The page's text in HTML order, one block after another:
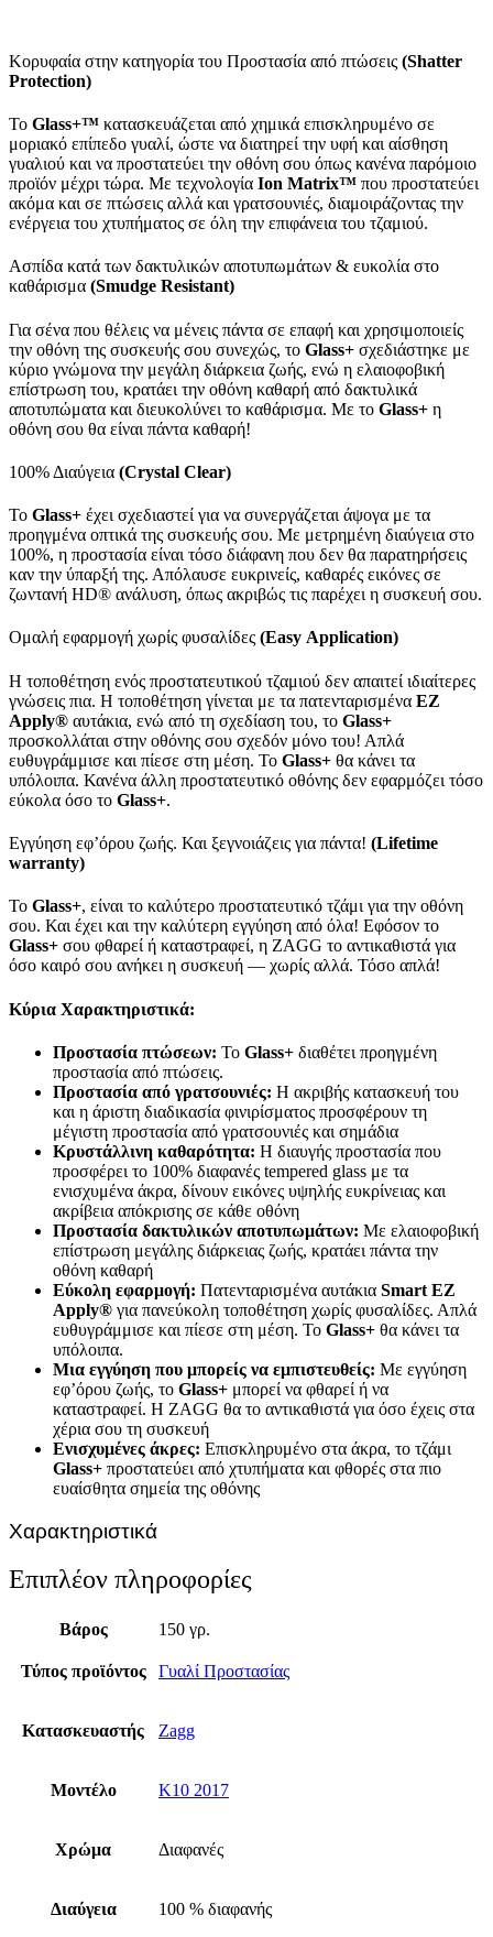
Κορυφαία στην κατηγορία του Προστασία από πτώσεις (Shatter
Protection)
Το Glass+™ κατασκευάζεται από χημικά επισκληρυμένο σε
μοριακό επίπεδο γυαλί, ώστε να διατηρεί την υφή και αίσθηση
γυαλιού και να προστατεύει την οθόνη σου όπως κανένα παρόμοιο
προϊόν μέχρι τώρα. Με τεχνολογία Ion Matrix™ που προστατεύει
ακόμα και σε πτώσεις αλλά και γρατσουνιές, διαμοιράζοντας την
ενέργεια του χτυπήματος σε όλη την επιφάνεια του τζαμιού.
Ασπίδα κατά των δακτυλικών αποτυπωμάτων & ευκολία στο
καθάρισμα (Smudge Resistant)
Για σένα που θέλεις να μένεις πάντα σε επαφή και χρησιμοποιείς
την οθόνη της συσκευής σου συνεχώς, το Glass+ σχεδιάστηκε με
κύριο γνώμονα την μεγάλη διάρκεια ζωής, ενώ η ελαιοφοβική
επίστρωση του, κρατάει την οθόνη καθαρή από δακτυλικά
αποτυπώματα και διευκολύνει το καθάρισμα. Με το Glass+ η
οθόνη σου θα είναι πάντα καθαρή!
100% Διαύγεια (Crystal Clear)
Το Glass+ έχει σχεδιαστεί για να συνεργάζεται άψογα με τα
προηγμένα οπτικά της συσκευής σου. Με μετρημένη διαύγεια στο
100%, η προστασία είναι τόσο διάφανη που δεν θα παρατηρήσεις
καν την ύπαρξή της. Απόλαυσε ευκρινείς, καθαρές εικόνες σε
ζωντανή HD® ανάλυση, όπως ακριβώς τις παρέχει η συσκευή σου.
Ομαλή εφαρμογή χωρίς φυσαλίδες (Easy Application)
Η τοποθέτηση ενός προστατευτικού τζαμιού δεν απαιτεί ιδιαίτερες
γνώσεις πια. Η τοποθέτηση γίνεται με τα πατενταρισμένα EZ
Apply® αυτάκια, ενώ από τη σχεδίαση του, το Glass+
προσκολλάται στην οθόνης σου σχεδόν μόνο του! Απλά
ευθυγράμμισε και πίεσε στη μέση. Το Glass+ θα κάνει τα
υπόλοιπα. Κανένα άλλη προστατευτικό οθόνης δεν εφαρμόζει τόσο
εύκολα όσο το Glass+.
Εγγύηση εφ’όρου ζωής. Και ξεγνοιάζεις για πάντα! (Lifetime
warranty)
Το Glass+, είναι το καλύτερο προστατευτικό τζάμι για την οθόνη
σου. Και έχει και την καλύτερη εγγύηση από όλα! Εφόσον το
Glass+ σου φθαρεί ή καταστραφεί, η ZAGG το αντικαθιστά για
όσο καιρό σου ανήκει η συσκευή — χωρίς αλλά. Τόσο απλά!
Κύρια Χαρακτηριστικά:
Προστασία πτώσεων: Το Glass+ διαθέτει προηγμένη
προστασία από πτώσεις.
Προστασία από γρατσουνιές: Η ακριβής κατασκευή του
και η άριστη διαδικασία φινιρίσματος προσφέρουν τη
μέγιστη προστασία από γρατσουνιές και σημάδια
Κρυστάλλινη καθαρότητα: Η διαυγής προστασία που
προσφέρει το 100% διαφανές tempered glass με τα
ενισχυμένα άκρα, δίνουν εικόνες υψηλής ευκρίνειας και
ακρίβεια απόκρισης σε κάθε οθόνη
Προστασία δακτυλικών αποτυπωμάτων: Με ελαιοφοβική
επίστρωση μεγάλης διάρκειας ζωής, κρατάει πάντα την
οθόνη καθαρή
Εύκολη εφαρμογή: Πατενταρισμένα αυτάκια Smart EZ
Apply® για πανεύκολη τοποθέτηση χωρίς φυσαλίδες. Απλά
ευθυγράμμισε και πίεσε στη μέση. Το Glass+ θα κάνει τα
υπόλοιπα.
Μια εγγύηση που μπορείς να εμπιστευθείς: Με εγγύηση
εφ’όρου ζωής, το Glass+ μπορεί να φθαρεί ή να
καταστραφεί. Η ZAGG θα το αντικαθιστά για όσο έχεις στα
χέρια σου τη συσκευή
Ενισχυμένες άκρες: Επισκληρυμένο στα άκρα, το τζάμι
Glass+ προστατεύει από χτυπήματα και φθορές στα πιο
ευαίσθητα σημεία της οθόνης
Χαρακτηριστικά
Επιπλέον πληροφορίες
Βάρος 150 γρ.
Τύπος προϊόντος Γυαλί Προστασίας
Κατασκευαστής Zagg
Μοντέλο K10 2017
Χρώμα Διαφανές
Διαύγεια 100 % διαφανής